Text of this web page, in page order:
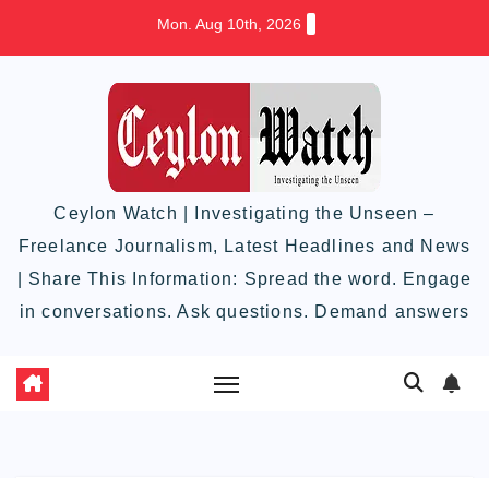
Mon. Aug 10th, 2026
Ceylon Watch | Investigating the Unseen –
Freelance Journalism, Latest Headlines and News
| Share This Information: Spread the word. Engage
in conversations. Ask questions. Demand answers